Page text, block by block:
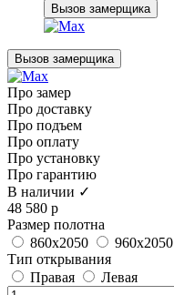
Вызов замерщика
Вызов замерщика
Про замер
Про доставку
Про подъем
Про оплату
Про установку
Про гарантию
В наличии ✓
48 580 р
Размер полотна
860x2050
960x2050
Тип открывания
Правая
Левая